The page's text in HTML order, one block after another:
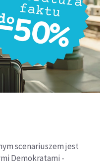
scenariuszem jest
Demokratami -